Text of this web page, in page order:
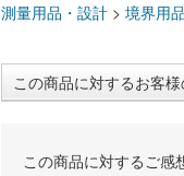
測量用品・設計 > 境界用
この商品に対するお客
この商品に対するご感